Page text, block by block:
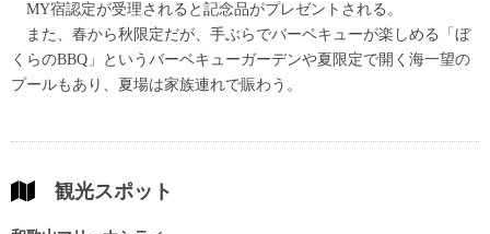
MY宿認定が受理されると記念品がプレゼントされる。
また、春から秋限定だが、手ぶらでバーベキューが楽しめる「ぼ
くらのBBQ」というバーベキューガーデンや夏限定で開く海一望の
プールもあり、夏場は家族連れで賑わう。
観光スポット